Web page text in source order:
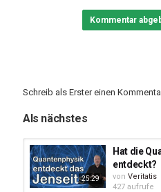
Kommentar
Schreib als Erster einen
Als nächstes
25:29
Hat die
entdeckt?
von Veritatis
427 aufrufe